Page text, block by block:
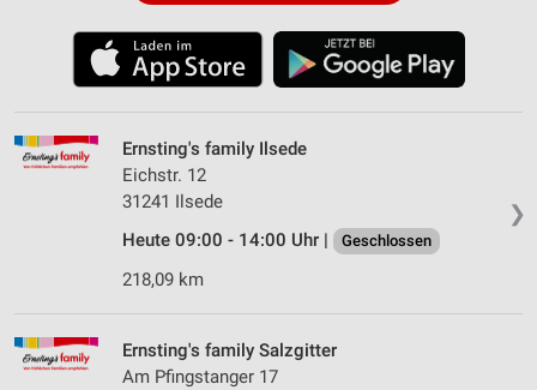
❯
Ernsting's family Ilsede
Eichstr. 12
31241 Ilsede
Heute 09:00 - 14:00 Uhr |
Geschlossen
218,09 km
Ernsting's family Salzgitter
Am Pfingstanger 17